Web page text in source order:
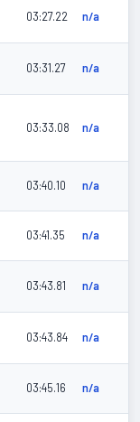
03:27.22 n/a
03:31.27 n/a
03:33.08 n/a
03:40.10 n/a
03:41.35 n/a
03:43.81 n/a
03:43.84 n/a
03:45.16 n/a